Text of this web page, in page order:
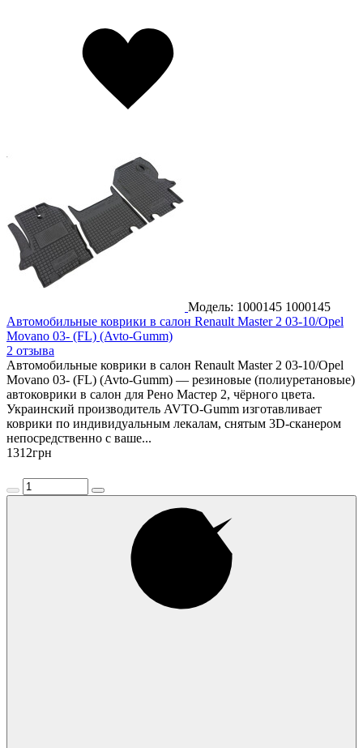
Модель: 1000145 1000145
Автомобильные коврики в салон Renault Master 2 03-10/Opel
Movano 03- (FL) (Avto-Gumm)
2 отзыва
Автомобильные коврики в салон Renault Master 2 03-10/Opel
Movano 03- (FL) (Avto-Gumm) — резиновые (полиуретановые)
автоковрики в салон для Рено Мастер 2, чёрного цвета.
Украинский производитель AVTO-Gumm изготавливает
коврики по индивидуальным лекалам, снятым 3D-сканером
непосредственно с ваше...
1312грн